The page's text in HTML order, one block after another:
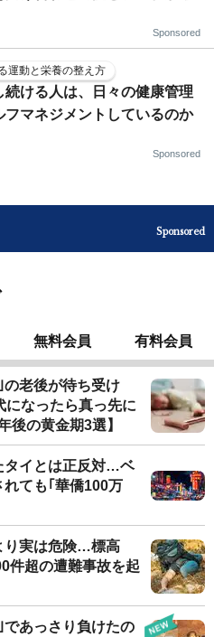
Sponsored
運動と栄養の整え方
続ける人は、日々の健康管理
フマネジメントしているのか
Sponsored
Sponsored
無料会員 有料会員
老後が待ち受け
なったら真っ先に
後の黄金期3選】
タイとは正反対…ベ
れても｢華僑100万
り実は危険…標高
件超の遭難事故を起
あっさり負けたの